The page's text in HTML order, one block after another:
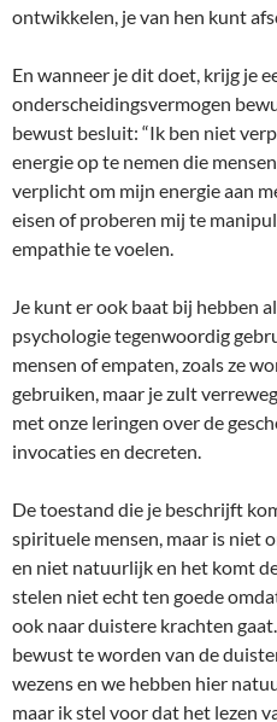
ontwikkelen, je van hen kunt
En wanneer je dit doet, krijg je
onderscheidingsvermogen
bewust besluit: “Ik ben niet
energie op te nemen die
verplicht om mijn energie aan
eisen of proberen mij te
empathie te voelen.
Je kunt er ook baat bij hebben
psychologie tegenwoordig
mensen of empaten, zoals ze
gebruiken, maar je zult
met onze leringen over de
invocaties en decreten.
De toestand die je beschrijft
spirituele mensen, maar is niet
en niet natuurlijk en het komt
stelen niet echt ten goede
ook naar duistere krachten
bewust te worden van de
wezens en we hebben hier
maar ik stel voor dat het lezen